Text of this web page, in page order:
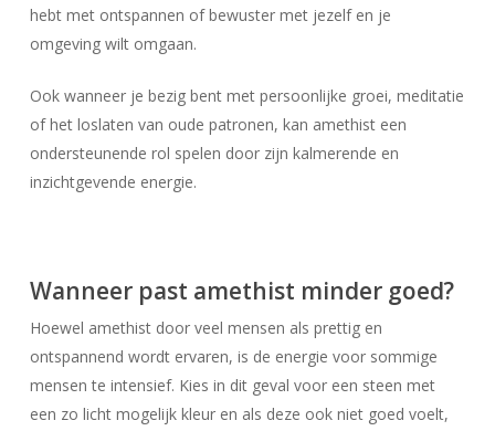
hebt met ontspannen of bewuster met jezelf en je
omgeving wilt omgaan.
Ook wanneer je bezig bent met persoonlijke groei, meditatie
of het loslaten van oude patronen, kan amethist een
ondersteunende rol spelen door zijn kalmerende en
inzichtgevende energie.
Wanneer past amethist minder goed?
Hoewel amethist door veel mensen als prettig en
ontspannend wordt ervaren, is de energie voor sommige
mensen te intensief. Kies in dit geval voor een steen met
een zo licht mogelijk kleur en als deze ook niet goed voelt,